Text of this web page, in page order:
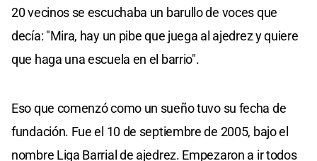
20 vecinos se escuchaba un barullo de voces que
decía: "Mira, hay un pibe que juega al ajedrez y quiere
que haga una escuela en el barrio".
Eso que comenzó como un sueño tuvo su fecha de
fundación. Fue el 10 de septiembre de 2005, bajo el
nombre Liga Barrial de ajedrez. Empezaron a ir todos